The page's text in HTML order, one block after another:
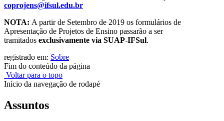
coprojens@ifsul.edu.br
NOTA: A partir de Setembro de 2019 os formulários de
Apresentação de Projetos de Ensino passarão a ser
tramitados exclusivamente via SUAP-IFSul.
registrado em: Sobre
Fim do conteúdo da página
Voltar para o topo
Início da navegação de rodapé
Assuntos